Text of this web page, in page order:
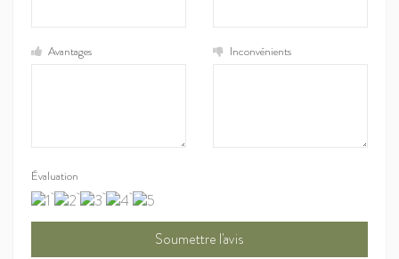
Avantages Inconvénients
Évaluation